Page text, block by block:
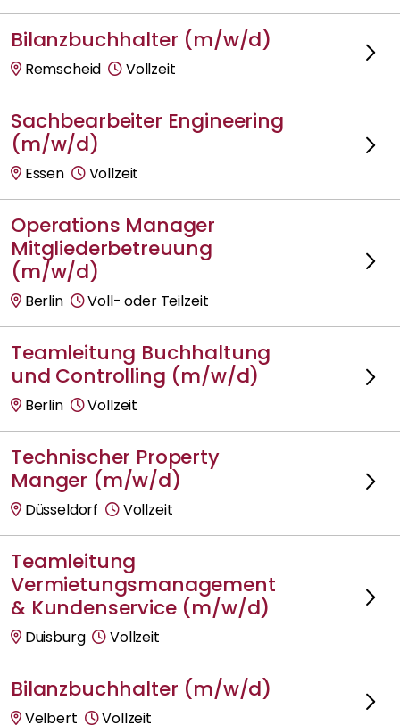
Bilanzbuchhalter (m/w/d)
Remscheid Vollzeit
Sachbearbeiter Engineering
(m/w/d)
Essen Vollzeit
Operations Manager
Mitgliederbetreuung
(m/w/d)
Berlin Voll- oder Teilzeit
Teamleitung Buchhaltung
und Controlling (m/w/d)
Berlin Vollzeit
Technischer Property
Manger (m/w/d)
Düsseldorf Vollzeit
Teamleitung
Vermietungsmanagement
& Kundenservice (m/w/d)
Duisburg Vollzeit
Bilanzbuchhalter (m/w/d)
Velbert Vollzeit